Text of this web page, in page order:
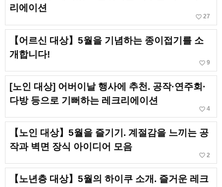
리에이션
favorite_border 27
【어르신 대상】5월을 기념하는 종이접기를 소
개합니다!
favorite_border 9
[노인 대상] 어버이날 행사에 추천. 공작·연주회·
다방 등으로 기뻐하는 레크리에이션
favorite_border 4
【노인 대상】5월을 즐기기. 계절감을 느끼는 공
작과 벽면 장식 아이디어 모음
favorite_border 2
【노년층 대상】5월의 하이쿠 소개. 즐거운 레크